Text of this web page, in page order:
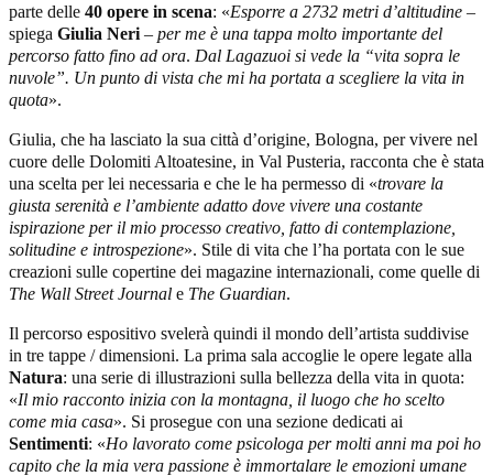
parte delle 40 opere in scena: «Esporre a 2732 metri d’altitudine –
spiega Giulia Neri – per me è una tappa molto importante del
percorso fatto fino ad ora. Dal Lagazuoi si vede la “vita sopra le
nuvole”. Un punto di vista che mi ha portata a scegliere la vita in
quota».
Giulia, che ha lasciato la sua città d’origine, Bologna, per vivere nel
cuore delle Dolomiti Altoatesine, in Val Pusteria, racconta che è stata
una scelta per lei necessaria e che le ha permesso di «trovare la
giusta serenità e l’ambiente adatto dove vivere una costante
ispirazione per il mio processo creativo, fatto di contemplazione,
solitudine e introspezione». Stile di vita che l’ha portata con le sue
creazioni sulle copertine dei magazine internazionali, come quelle di
The Wall Street Journal e The Guardian.
Il percorso espositivo svelerà quindi il mondo dell’artista suddivise
in tre tappe / dimensioni. La prima sala accoglie le opere legate alla
Natura: una serie di illustrazioni sulla bellezza della vita in quota:
«Il mio racconto inizia con la montagna, il luogo che ho scelto
come mia casa». Si prosegue con una sezione dedicati ai
Sentimenti: «Ho lavorato come psicologa per molti anni ma poi ho
capito che la mia vera passione è immortalare le emozioni umane